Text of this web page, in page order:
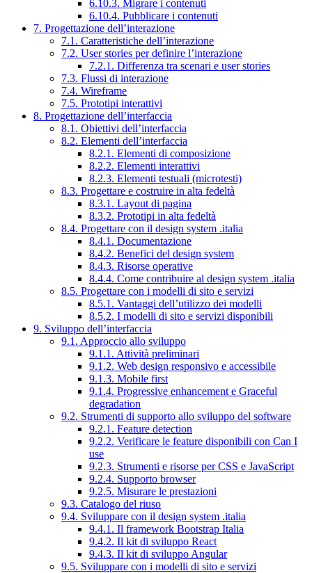
6.10.3. Migrare i contenuti
6.10.4. Pubblicare i contenuti
7. Progettazione dell’interazione
7.1. Caratteristiche dell’interazione
7.2. User stories per definire l’interazione
7.2.1. Differenza tra scenari e user stories
7.3. Flussi di interazione
7.4. Wireframe
7.5. Prototipi interattivi
8. Progettazione dell’interfaccia
8.1. Obiettivi dell’interfaccia
8.2. Elementi dell’interfaccia
8.2.1. Elementi di composizione
8.2.2. Elementi interattivi
8.2.3. Elementi testuali (microtesti)
8.3. Progettare e costruire in alta fedeltà
8.3.1. Layout di pagina
8.3.2. Prototipi in alta fedeltà
8.4. Progettare con il design system .italia
8.4.1. Documentazione
8.4.2. Benefici del design system
8.4.3. Risorse operative
8.4.4. Come contribuire al design system .italia
8.5. Progettare con i modelli di sito e servizi
8.5.1. Vantaggi dell’utilizzo dei modelli
8.5.2. I modelli di sito e servizi disponibili
9. Sviluppo dell’interfaccia
9.1. Approccio allo sviluppo
9.1.1. Attività preliminari
9.1.2. Web design responsivo e accessibile
9.1.3. Mobile first
9.1.4. Progressive enhancement e Graceful
degradation
9.2. Strumenti di supporto allo sviluppo del software
9.2.1. Feature detection
9.2.2. Verificare le feature disponibili con Can I
use
9.2.3. Strumenti e risorse per CSS e JavaScript
9.2.4. Supporto browser
9.2.5. Misurare le prestazioni
9.3. Catalogo del riuso
9.4. Sviluppare con il design system .italia
9.4.1. Il framework Bootstrap Italia
9.4.2. Il kit di sviluppo React
9.4.3. Il kit di sviluppo Angular
9.5. Sviluppare con i modelli di sito e servizi